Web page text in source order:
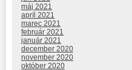
máj 2021
apríl 2021
marec 2021
február 2021
január 2021
december 2020
november 2020
október 2020